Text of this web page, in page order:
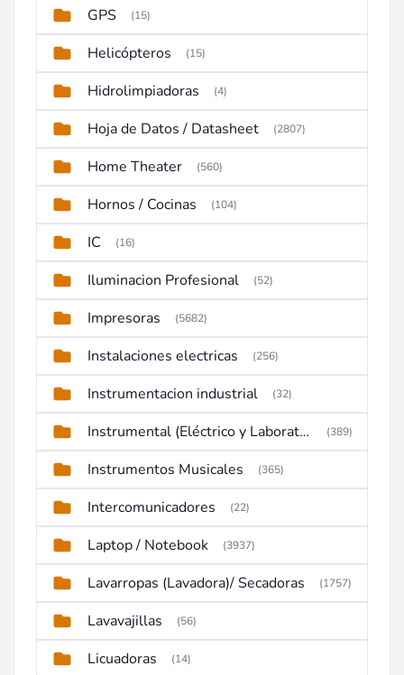
GPS (15)
Helicópteros (15)
Hidrolimpiadoras (4)
Hoja de Datos / Datasheet (2807)
Home Theater (560)
Hornos / Cocinas (104)
IC (16)
Iluminacion Profesional (52)
Impresoras (5682)
Instalaciones electricas (256)
Instrumentacion industrial (32)
Instrumental (Eléctrico y Laboratorio) (389)
Instrumentos Musicales (365)
Intercomunicadores (22)
Laptop / Notebook (3937)
Lavarropas (Lavadora)/ Secadoras (1757)
Lavavajillas (56)
Licuadoras (14)